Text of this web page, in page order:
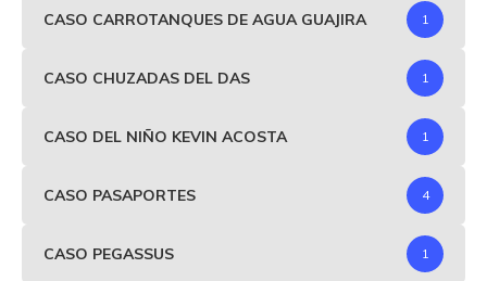
CASO CARROTANQUES DE AGUA GUAJIRA 1
CASO CHUZADAS DEL DAS 1
CASO DEL NIÑO KEVIN ACOSTA 1
CASO PASAPORTES 4
CASO PEGASSUS 1